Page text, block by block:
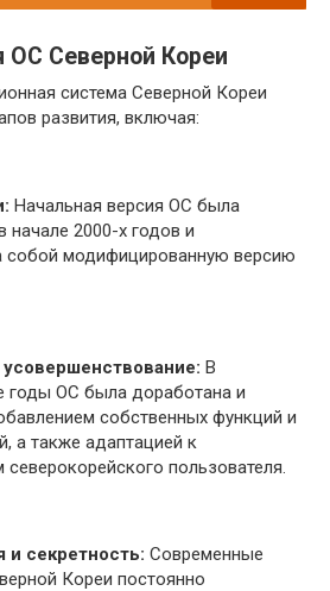
ОС Северной Кореи
система Северной Кореи
развития, включая:
Начальная версия ОС была
начале 2000-х годов и
собой модифицированную версию
В
годы ОС была доработана и
собственных функций и
а также адаптацией к
пользователя.
и секретность: Современные
Кореи постоянно